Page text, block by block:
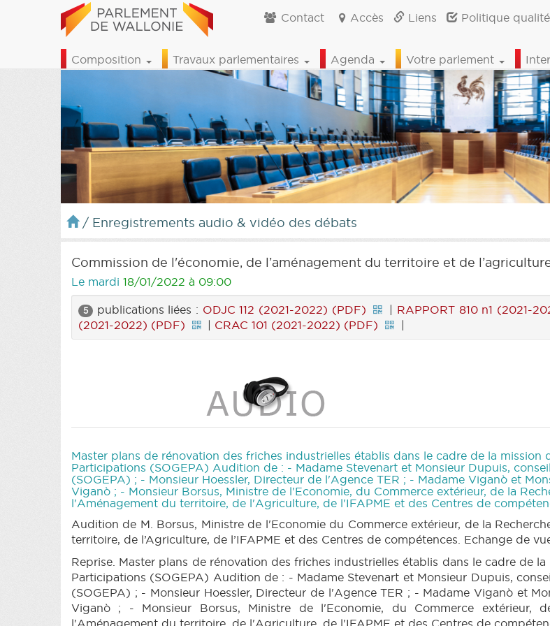
Contact Accès Liens Politique qualité
Composition Travaux parlementaires Agenda Votre parlement
/ Enregistrements audio & vidéo des débats
Commission de l'économie, de l’aménagement du territoire et de
Le mardi 18/01/2022 à 09:00
5 publications liées : ODJC 112 (2021-2022) (PDF) | RAPPORT 810 n1 (2021-
(2021-2022) (PDF)
| CRAC 101 (2021-2022) (PDF) |
Master plans de rénovation des friches industrielles établis dans le cadre de la
Participations (SOGEPA) Audition de : - Madame Stevenart et Monsieur Dupuis,
(SOGEPA) ; - Monsieur Hoessler, Directeur de l'Agence TER ; - Madame Viganò et
Viganò ; - Monsieur Borsus, Ministre de l'Economie, du Commerce extérieur, de la
l'Aménagement du territoire, de l'Agriculture, de l'IFAPME et des Centres de
Audition de M. Borsus, Ministre de l'Economie du Commerce extérieur, de la
territoire, de l’Agriculture, de l’IFAPME et des Centres de compétences. Echange de
Reprise. Master plans de rénovation des friches industrielles établis dans le cadre de
Participations (SOGEPA) Audition de : - Madame Stevenart et Monsieur Dupuis,
(SOGEPA) ; - Monsieur Hoessler, Directeur de l'Agence TER ; - Madame Viganò et
Viganò ; - Monsieur Borsus, Ministre de l'Economie, du Commerce extérieur,
l'Aménagement du territoire, de l'Agriculture, de l'IFAPME et des Centres de